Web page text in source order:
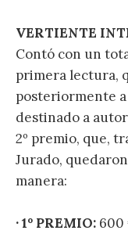
VERTIENTE
Contó con un
primera lectura,
posteriormente
destinado a
2º premio, que,
Jurado,
manera:
· 1º PREMIO: 600